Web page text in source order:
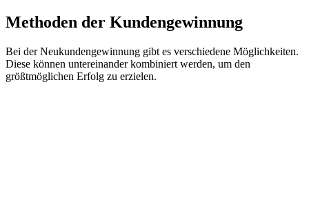
Methoden der Kundengewinnung
Bei der Neukundengewinnung gibt es verschiedene Möglichkeiten.
Diese können untereinander kombiniert werden, um den
größtmöglichen Erfolg zu erzielen.